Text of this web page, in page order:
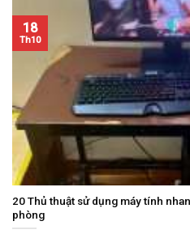
20 Thủ thuật sử dụng máy tính
phòng
18
Th10